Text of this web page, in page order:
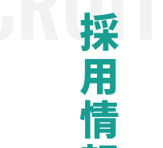
採
用
情